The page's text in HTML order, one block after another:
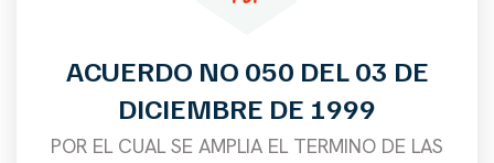
ACUERDO NO 050 DEL 03 DE
DICIEMBRE DE 1999
POR EL CUAL SE AMPLIA EL TERMINO DE LAS